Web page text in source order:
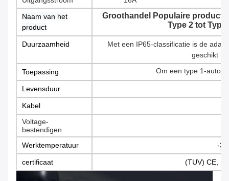
Naam van het
product
Groothandel Populaire
Type 2 tot
Duurzaamheid
Met een IP65-classificatie is de
geschikt is
Toepassing Om een type 1-auto
Levensduur
Kabel
Voltage-
bestendigen
Werktemperatuur
-30
certificaat (TUV) CE,